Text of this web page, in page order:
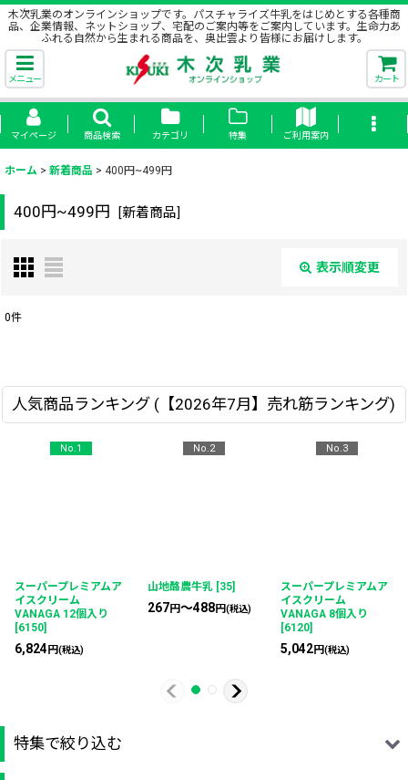
木次乳業のオンラインショップです。パスチャライズ牛乳をはじめとする各種商
品、企業情報、ネットショップ、宅配のご案内等をご案内しています。生命力あ
ふれる自然から生まれる商品を、奥出雲より皆様にお届けします。
メニュー カート
マイページ 商品検索 カテゴリ 特集 ご利用案内
ホーム > 新着商品 > 400円~499円
400円~499円 [新着商品]
表示順変更
並び順:
絞り込む
0件
人気商品ランキング (【2026年7月】売れ筋ランキング)
No.1
スーパープレミアムア
イスクリーム
VANAGA 12個入り
[6150]
6,824 円(税込)
No.2
山地酪農牛乳 [35]
267円～488円(税込)
No.3
スーパープレミアムア
イスクリーム
VANAGA 8個入り
[6120]
5,042円(税込)
特集で絞り込む